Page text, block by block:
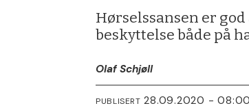
Hørselssansen er
beskyttelse både på
Olaf Schjøll
PUBLISERT 28.09.2020 - 08:00